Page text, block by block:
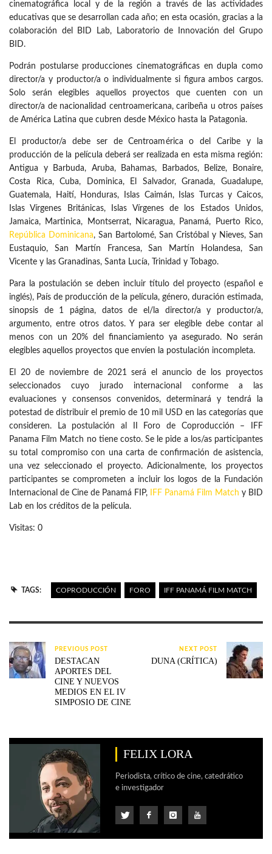
cinematográfica local y de la región a través de las actividades
educativas que se desarrollan cada año; en esta ocasión, gracias a la
colaboración del BID Lab, Laboratorio de Innovación del Grupo
BID.
Podrán postularse producciones cinematográficas en dupla como
director/a y productor/a o individualmente si figura ambos cargos.
Solo serán elegibles aquellos proyectos que cuenten con un
director/a de nacionalidad centroamericana, caribeña u otros países
de América Latina que cubren desde México hasta la Patagonia.
El productor/a debe ser de Centroamérica o del Caribe y la
producción de la película deberá ser realizada en esta misma región:
Antigua y Barbuda, Aruba, Bahamas, Barbados, Belize, Bonaire,
Costa Rica, Cuba, Dominica, El Salvador, Granada, Guadalupe,
Guatemala, Haití, Honduras, Islas Caimán, Islas Turcas y Caicos,
Islas Vírgenes Británicas, Islas Vírgenes de los Estados Unidos,
Jamaica, Martinica, Montserrat, Nicaragua, Panamá, Puerto Rico,
República Dominicana, San Bartolomé, San Cristóbal y Nieves, San
Eustaquio, San Martín Francesa, San Martín Holandesa, San
Vicente y las Granadinas, Santa Lucía, Trinidad y Tobago.
Para la postulación se deben incluir título del proyecto (español e
inglés), País de producción de la película, género, duración estimada,
sinopsis de 1 página, datos de el/la director/a y productor/a,
argumento, entre otros datos. Y para ser elegible debe contar al
menos con un 20% del financiamiento ya asegurado. No serán
elegibles aquellos proyectos que envíen la postulación incompleta.
El 20 de noviembre de 2021 será el anuncio de los proyectos
seleccionados cuyo jurado internacional conforme a las
evaluaciones y consensos convenidos, determinará y tendrá la
potestad de distribuir el premio de 10 mil USD en las categorías que
consideren. La postulación al II Foro de Coproducción – IFF
Panama Film Match no tiene costo. Se le pide a los/as participantes
su total compromiso con una carta de confirmación de asistencia,
una vez seleccionado el proyecto. Adicionalmente, los proyectos
participantes se comprometen a incluir los logos de la Fundación
Internacional de Cine de Panamá FIP,
IFF Panamá Film Match y BID
Lab en los créditos de la película.
Visitas: 0
TAGS: COPRODUCCIÓN FORO IFF PANAMÁ FILM MATCH
PREVIOUS POST
DESTACAN
APORTES DEL
CINE Y NUEVOS
MEDIOS EN EL IV
SIMPOSIO DE CINE
NEXT POST
DUNA (CRÍTICA)
FELIX LORA
Periodista, crítico de cine, catedrático
e investigador